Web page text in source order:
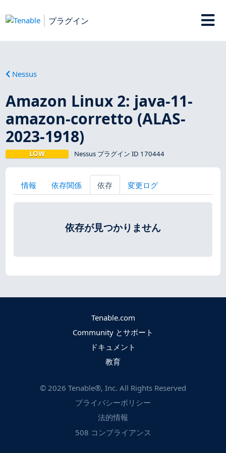
プラグイン
Nessus
Amazon Linux 2: java-11-
amazon-corretto (ALAS-
2023-1918)
LOW Nessus プラグイン ID 170444
情報 依存関係 依存 変更ログ
依存が見つかりません
Tenable.com
Community とサポート
ドキュメント
教育
© 2026 Tenable®, Inc. All Rights Reserved
プライバシーポリシー
法的情報
508 コンプライアンス